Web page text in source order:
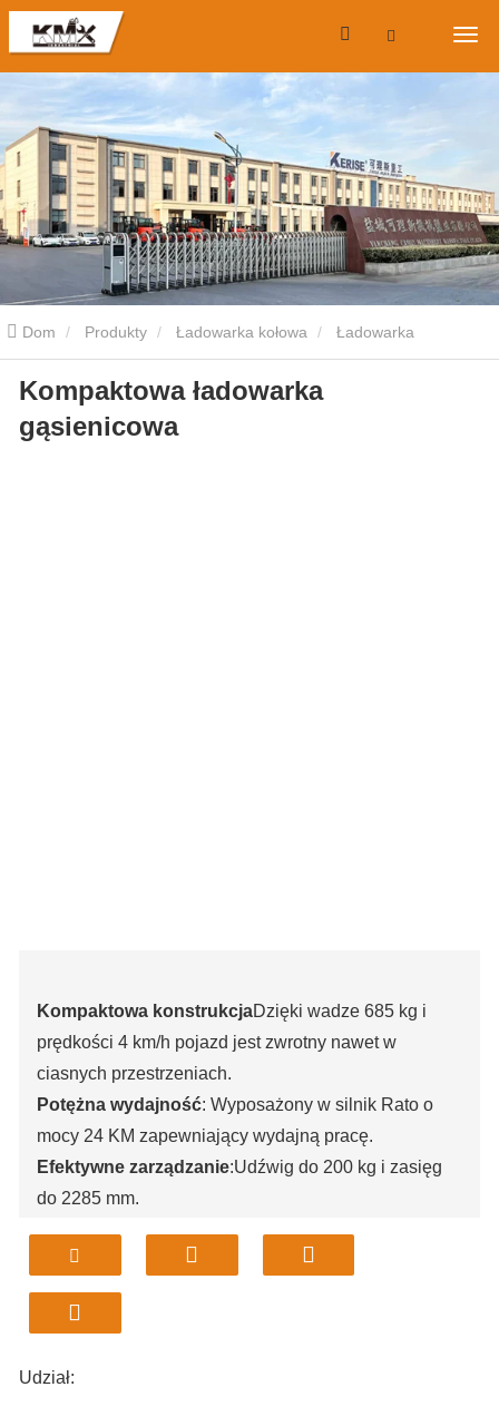
Dom Produkty Ładowarka kołowa Ładowarka
gąsienicowa Kompaktowa ładowarka gąsienicowa
Kompaktowa ładowarka
gąsienicowa
Kompaktowa konstrukcjaDzięki wadze 685 kg i
prędkości 4 km/h pojazd jest zwrotny nawet w
ciasnych przestrzeniach.
Potężna wydajność: Wyposażony w silnik Rato o
mocy 24 KM zapewniający wydajną pracę.
Efektywne zarządzanie:Udźwig do 200 kg i zasięg
do 2285 mm.
niezawodność w różnych środowiskach pracy.
Wszechstronne zastosowania
gospodarstw rolnych, ogrodów i magazynów ze
Udział: